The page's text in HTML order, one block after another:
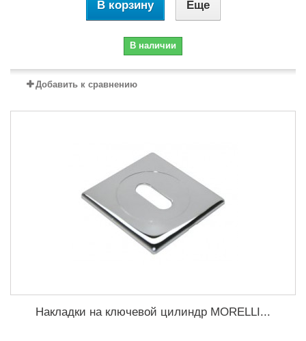
В корзину Еще
В наличии
Добавить к сравнению
Накладки на ключевой цилиндр MORELLI...